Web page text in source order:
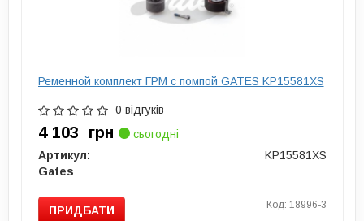
Ременной комплект ГРМ с помпой GATES KP15581XS
0 відгуків
4 103 грн
сьогодні
Артикул:
KP15581XS
Gates
ПРИДБАТИ Код: 18996-3